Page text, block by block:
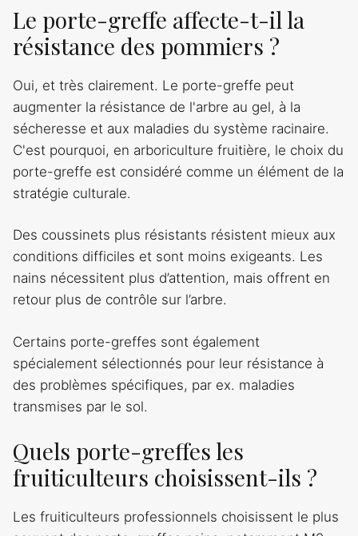
Le porte-greffe affecte-t-il la
résistance des pommiers ?
Oui, et très clairement. Le porte-greffe peut
augmenter la résistance de l'arbre au gel, à la
sécheresse et aux maladies du système racinaire.
C'est pourquoi, en arboriculture fruitière, le choix du
porte-greffe est considéré comme un élément de la
stratégie culturale.
Des coussinets plus résistants résistent mieux aux
conditions difficiles et sont moins exigeants. Les
nains nécessitent plus d’attention, mais offrent en
retour plus de contrôle sur l’arbre.
Certains porte-greffes sont également
spécialement sélectionnés pour leur résistance à
des problèmes spécifiques, par ex. maladies
transmises par le sol.
Quels porte-greffes les
fruiticulteurs choisissent-ils ?
Les fruiticulteurs professionnels choisissent le plus